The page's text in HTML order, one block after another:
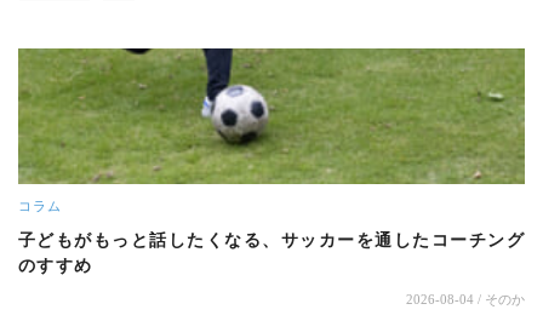
コラム
子どもがもっと話したくなる、サッカーを通したコーチング
のすすめ
2026-08-04 / そのか